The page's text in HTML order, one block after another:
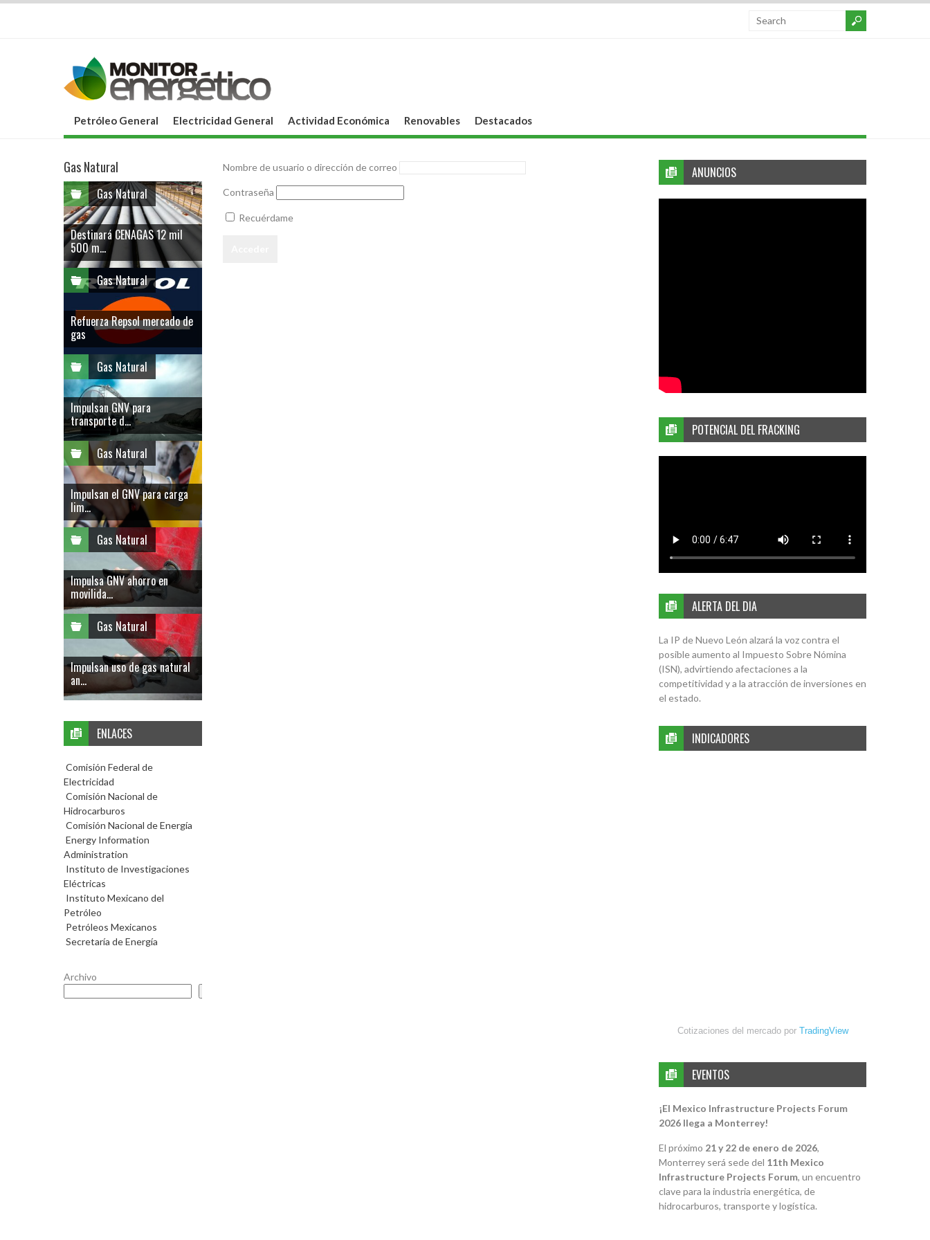
Petróleo General Electricidad General Actividad Económica Renovables Destacados
Nombre de usuario o dirección de correo
Contraseña
Recuérdame
ANUNCIOS
POTENCIAL DEL FRACKING
ALERTA DEL DIA
La IP de Nuevo León alzará la voz contra el
posible aumento al Impuesto Sobre Nómina
(ISN), advirtiendo afectaciones a la
competitividad y a la atracción de inversiones en
el estado.
INDICADORES
Cotizaciones del mercado por TradingView
EVENTOS
¡El Mexico Infrastructure Projects Forum
2026 llega a Monterrey!
El próximo 21 y 22 de enero de 2026,
Monterrey será sede del 11th Mexico
Infrastructure Projects Forum, un encuentro
clave para la industria energética, de
hidrocarburos, transporte y logística.
Gas Natural
Gas Natural
Destinará CENAGAS 12 mil
500 m...
Gas Natural
Refuerza Repsol mercado de
gas
Gas Natural
Impulsan GNV para
transporte d...
Gas Natural
Impulsan el GNV para carga
lim...
Gas Natural
Impulsa GNV ahorro en
movilida...
Gas Natural
Impulsan uso de gas natural
an...
ENLACES
Comisión Federal de
Electricidad
Comisión Nacional de
Hidrocarburos
Comisión Nacional de Energía
Energy Information
Administration
Instituto de Investigaciones
Eléctricas
Instituto Mexicano del
Petróleo
Petróleos Mexicanos
Secretaría de Energía
Archivo